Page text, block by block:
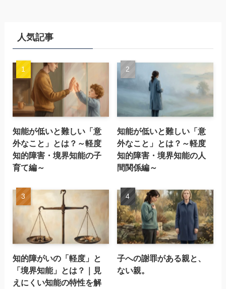
人気記事
知能が低いと難しい「意
外なこと」とは？～軽度
知的障害・境界知能の子
育て編～
知能が低いと難しい「意
外なこと」とは？～軽度
知的障害・境界知能の人
間関係編～
知的障がいの「軽度」と
「境界知能」とは？｜見
えにくい知能の特性を解
子への謝罪がある親と、
ない親。